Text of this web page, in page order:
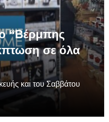
“Βέρμπης
σε όλα
και του Σαββάτου